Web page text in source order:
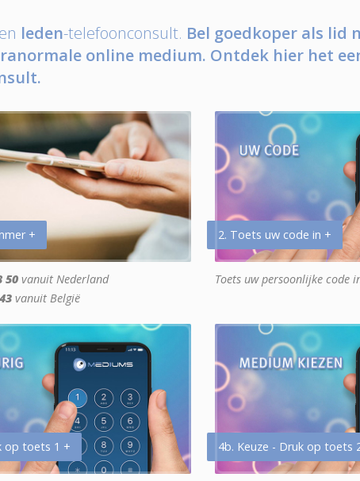
leden-telefoonconsult. Bel goedkoper als lid
online medium. Ontdek hier het
+
50 vanuit Nederland
vanuit België
2. Toets uw code in +
Toets uw persoonlijke code
op toets 1 + 4b. Keuze - Druk op toets